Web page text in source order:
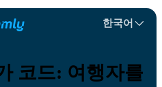
한국어
코드: 여행자를